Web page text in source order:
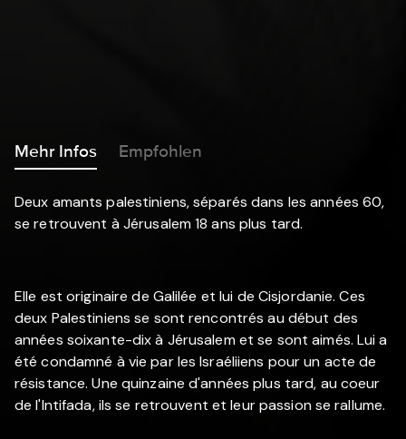
Mehr Infos Empfohlen
Deux amants palestiniens, séparés dans les années 60,
se retrouvent à Jérusalem 18 ans plus tard.
Elle est originaire de Galilée et lui de Cisjordanie. Ces
deux Palestiniens se sont rencontrés au début des
années soixante-dix à Jérusalem et se sont aimés. Lui a
été condamné à vie par les Israéliiens pour un acte de
résistance. Une quinzaine d'années plus tard, au coeur
de l'Intifada, ils se retrouvent et leur passion se rallume.